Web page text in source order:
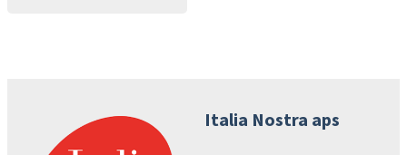
Italia Nostra aps